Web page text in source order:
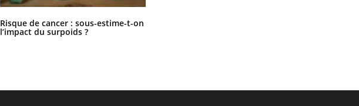
Risque de cancer : sous-estime-t-on
l’impact du surpoids ?